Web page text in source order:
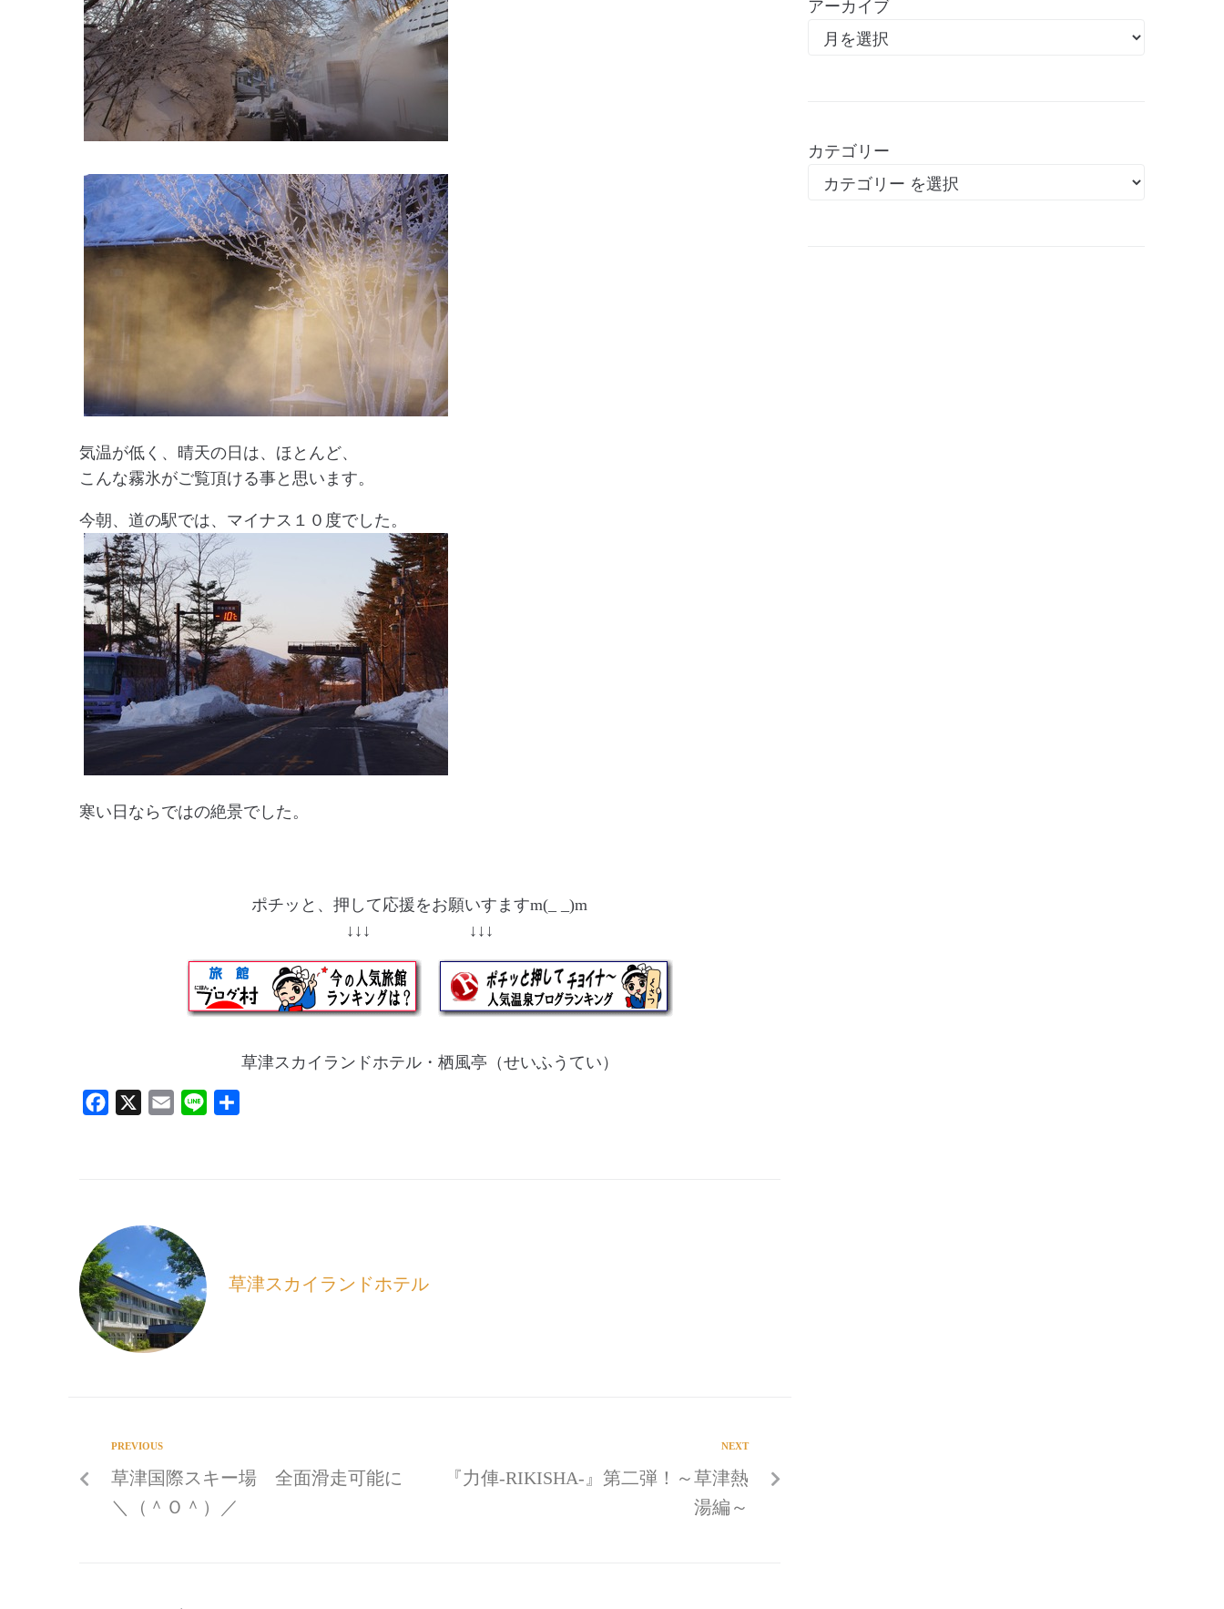
気温が低く、晴天の日は、ほとんど、
こんな霧氷がご覧頂ける事と思います。
今朝、道の駅では、マイナス１０度でした。
寒い日ならではの絶景でした。
ポチッと、押して応援をお願いすますm(_ _)m
↓↓↓ ↓↓↓
草津スカイランドホテル・栖風亭（せいふうてい）
o
o
k
草津スカイランドホテル
PREVIOUS
草津国際スキー場 全面滑走可能に
＼（＾Ｏ＾）／
NEXT
『力俥-RIKISHA-』第二弾！～草津熱
湯編～
アーカイブ
カテゴリー